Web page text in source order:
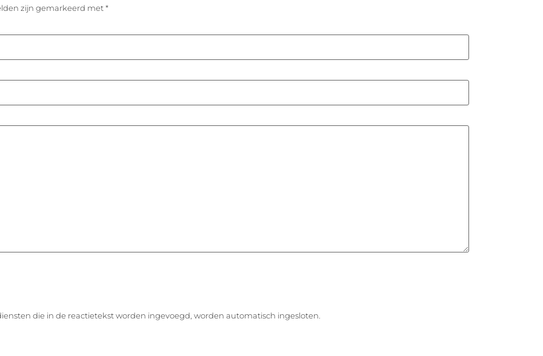
zijn gemarkeerd met*
die in de reactietekst worden ingevoegd, worden automatisch ingesloten.